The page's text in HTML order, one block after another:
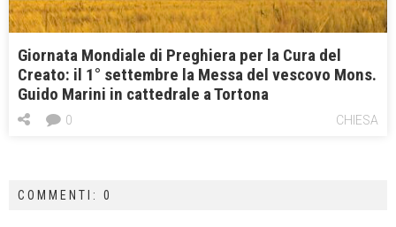
Giornata Mondiale di Preghiera per la Cura del
Creato: il 1° settembre la Messa del vescovo Mons.
Guido Marini in cattedrale a Tortona
CHIESA
0
COMMENTI: 0